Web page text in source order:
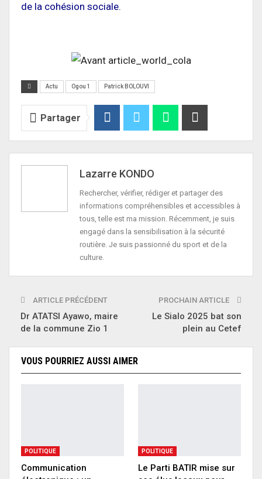
de la cohésion sociale.
Actu Ogou 1 Patrick BOLOUVI
Partager
Lazarre KONDO
Rechercher, vérifier, rédiger et partager des
informations compréhensibles et accessibles à
tous, telle est ma mission. Récemment, je suis
engagé dans la sensibilisation à la sécurité
routière. Je suis passionné du sport et de la
culture.
ARTICLE PRÉCÉDENT
Dr ATATSI Ayawo, maire
de la commune Zio 1
PROCHAIN ARTICLE
Le Sialo 2025 bat son
plein au Cetef
VOUS POURRIEZ AUSSI AIMER
POLITIQUE
Communication
POLITIQUE
Le Parti BATIR mise sur